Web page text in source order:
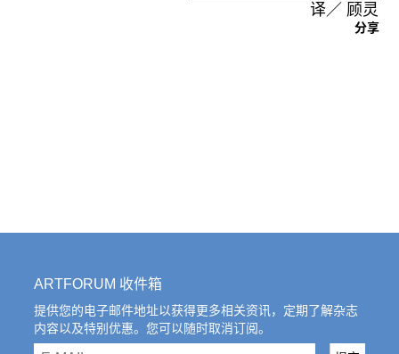
译／ 顾灵
分享
ARTFORUM 收件箱
提供您的电子邮件地址以获得更多相关资讯，定期了解杂志
内容以及特别优惠。您可以随时取消订阅。
email